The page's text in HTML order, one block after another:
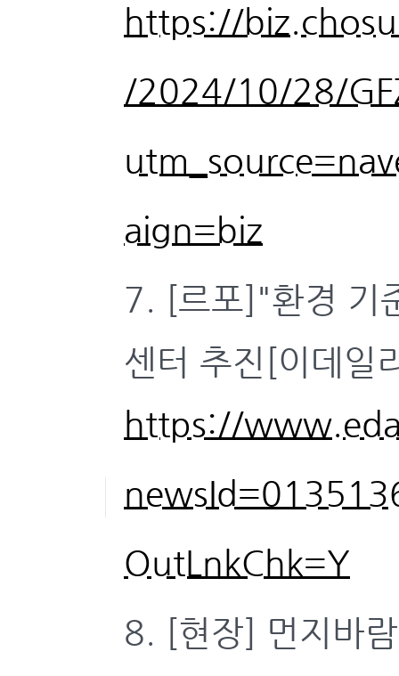
https://
/2024/10/28/
aign=biz
7. [르포]"환경 기
센터 추진[이데
https://
OutLnkChk=Y
8. [현장] 먼지바